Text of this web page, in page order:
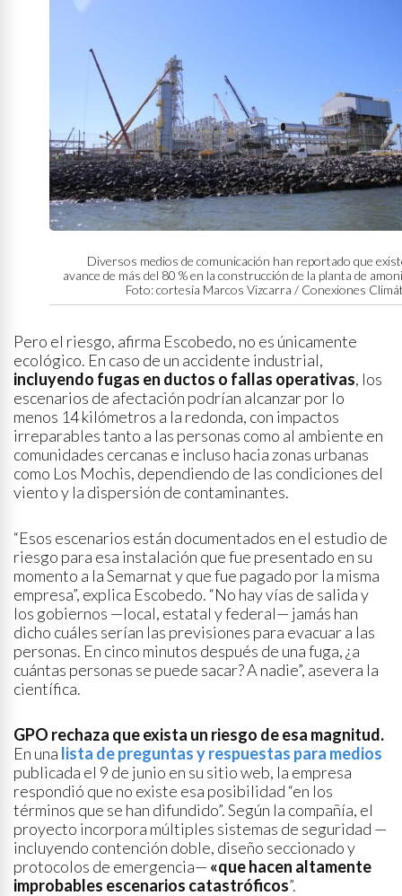
Diversos medios de comunicación han reportado que
avance de más del 80 % en la construcción de la planta de
Foto: cortesía Marcos Vizcarra / Conexiones
Pero el riesgo, afirma Escobedo, no es únicamente
ecológico. En caso de un accidente industrial,
incluyendo fugas en ductos o fallas operativas, los
escenarios de afectación podrían alcanzar por lo
menos 14 kilómetros a la redonda, con impactos
irreparables tanto a las personas como al ambiente en
comunidades cercanas e incluso hacia zonas urbanas
como Los Mochis, dependiendo de las condiciones del
viento y la dispersión de contaminantes.
“Esos escenarios están documentados en el estudio de
riesgo para esa instalación que fue presentado en su
momento a la Semarnat y que fue pagado por la misma
empresa”, explica Escobedo. “No hay vías de salida y
los gobiernos —local, estatal y federal— jamás han
dicho cuáles serían las previsiones para evacuar a las
personas. En cinco minutos después de una fuga, ¿a
cuántas personas se puede sacar? A nadie”, asevera la
científica.
GPO rechaza que exista un riesgo de esa magnitud.
En una lista de preguntas y respuestas para medios
publicada el 9 de junio en su sitio web, la empresa
respondió que no existe esa posibilidad “en los
términos que se han difundido”. Según la compañía, el
proyecto incorpora múltiples sistemas de seguridad —
incluyendo contención doble, diseño seccionado y
protocolos de emergencia— «que hacen altamente
improbables escenarios catastróficos”.